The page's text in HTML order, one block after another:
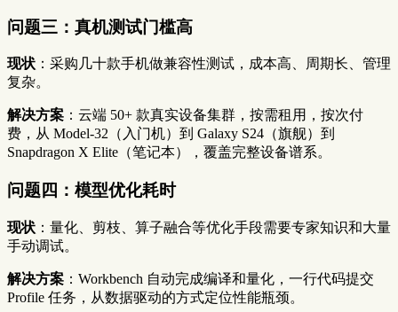
问题三：真机测试门槛高
现状 ：采购几十款手机做兼容性测试，成本高、周期长、管理
复杂。
解决方案 ：云端 50+ 款真实设备集群，按需租用，按次付
费，从 Model-32（入门机）到 Galaxy S24（旗舰）到
Snapdragon X Elite（笔记本），覆盖完整设备谱系。
问题四：模型优化耗时
现状 ：量化、剪枝、算子融合等优化手段需要专家知识和大量
手动调试。
解决方案 ：Workbench 自动完成编译和量化，一行代码提交
Profile 任务，从数据驱动的方式定位性能瓶颈。